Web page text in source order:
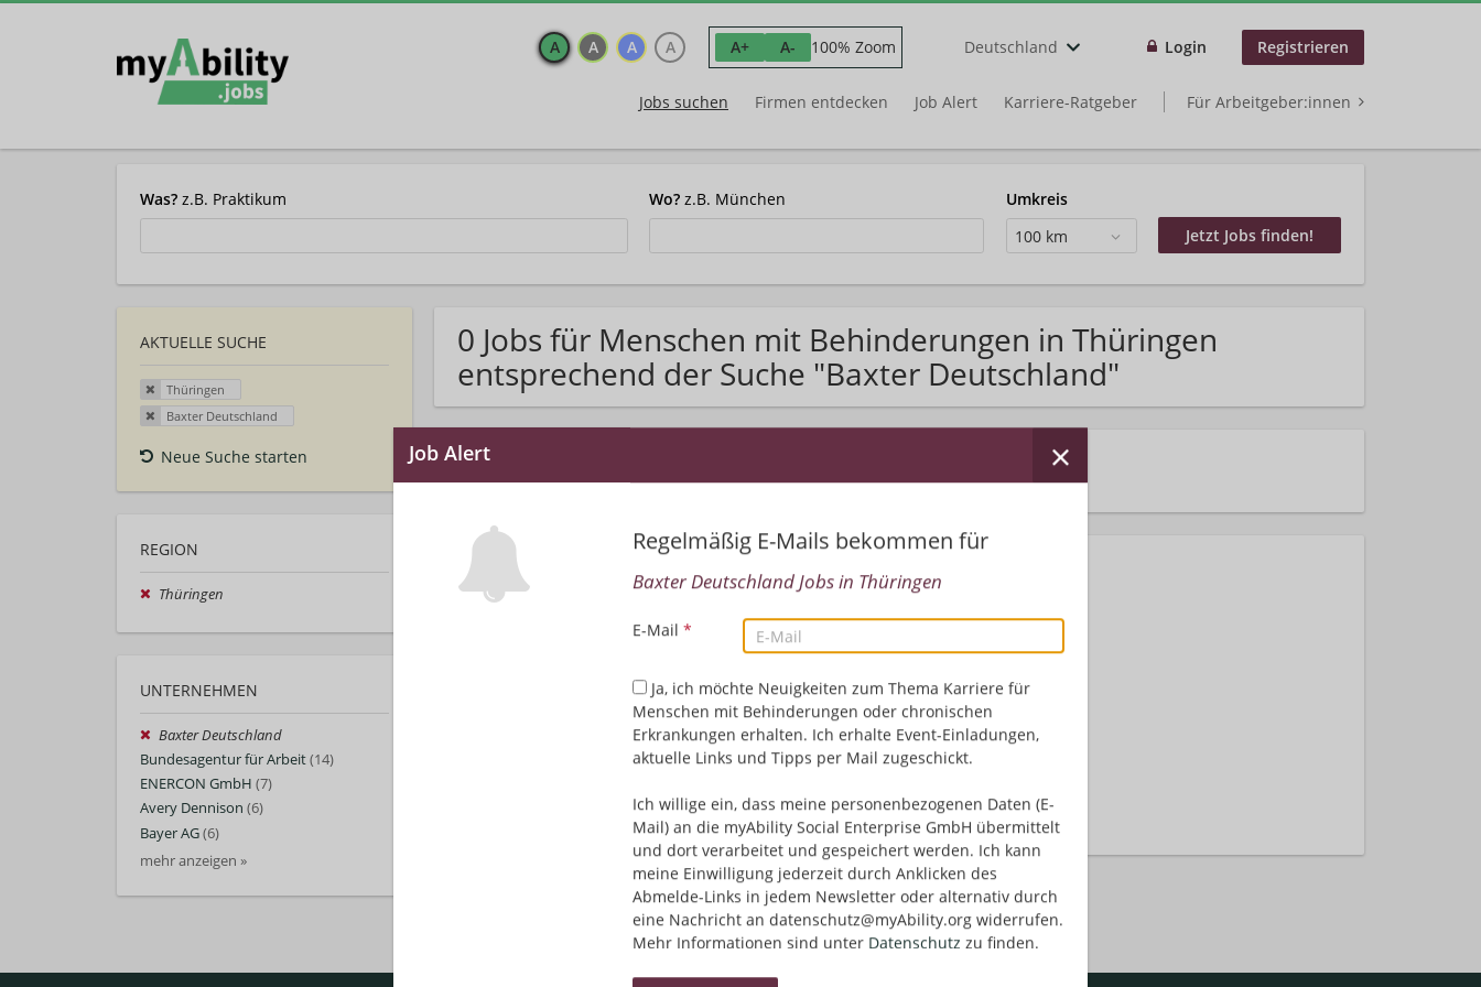
A A A A A+ A- 100% Zoom Deutschland Login Registrieren
Jobs suchen Firmen entdecken Job Alert Karriere-Ratgeber Für Arbeitgeber:innen
Was? z.B. Praktikum Wo? z.B. München
Umkreis
100 km
AKTUELLE SUCHE
Thüringen
Baxter Deutschland
Neue Suche starten
REGION
Thüringen
UNTERNEHMEN
Baxter Deutschland
Bundesagentur für Arbeit(14)
ENERCON GmbH (7)
Avery Dennison (6)
Bayer AG(6)
mehr anzeigen »
0 Jobs für Menschen mit Behinderungen in Thüringen
entsprechend der Suche "Baxter Deutschland"
Regelmäßig E-Mails bekommen für
Baxter Deutschland Jobs in Thüringen
E-Mail *
Ja, ich möchte Neuigkeiten zum Thema Karriere für
Menschen mit Behinderungen oder chronischen
Erkrankungen erhalten. Ich erhalte Event-Einladungen,
aktuelle Links und Tipps per Mail zugeschickt.
Ich willige ein, dass meine personenbezogenen Daten (E-
Mail) an die myAbility Social Enterprise GmbH übermittelt
und dort verarbeitet und gespeichert werden. Ich kann
meine Einwilligung jederzeit durch Anklicken des
Abmelde-Links in jedem Newsletter oder alternativ durch
eine Nachricht an datenschutz@myAbility.org widerrufen.
Mehr Informationen sind unter Datenschutz zu finden.
Leider keine Jobs gefunden.
Neue Suche starten